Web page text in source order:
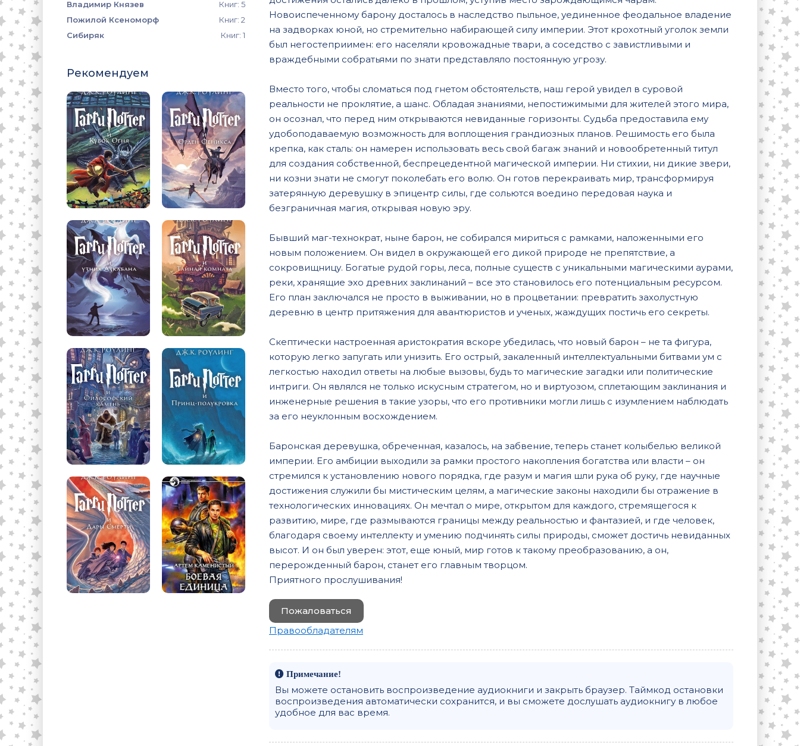
Владимир Князев
Книг: 5
Пожилой Ксеноморф
Книг: 2
Сибиряк
Книг: 1
Рекомендуем
kak-ja-stroil-magicheskuju-imperiju-8-19
kak-ja-stroil-magicheskuju-imperiju-8-20
kak-ja-stroil-magicheskuju-imperiju-8-21
Новоиспеченному барону досталось в наследство пыльное, уединенное феодальное владение
на задворках юной, но стремительно набирающей силу империи. Этот крохотный уголок земли
был негостеприимен: его населяли кровожадные твари, а соседство с завистливыми и
враждебными собратьями по знати представляло постоянную угрозу.
Вместо того, чтобы сломаться под гнетом обстоятельств, наш герой увидел в суровой
реальности не проклятие, а шанс. Обладая знаниями, непостижимыми для жителей этого мира,
он осознал, что перед ним открываются невиданные горизонты. Судьба предоставила ему
удобоподаваемую возможность для воплощения грандиозных планов. Решимость его была
крепка, как сталь: он намерен использовать весь свой багаж знаний и новообретенный титул
для создания собственной, беспрецедентной магической империи. Ни стихии, ни дикие звери,
ни козни знати не смогут поколебать его волю. Он готов перекраивать мир, трансформируя
затерянную деревушку в эпицентр силы, где сольются воедино передовая наука и
безграничная магия, открывая новую эру.
Бывший маг-технократ, ныне барон, не собирался мириться с рамками, наложенными его
новым положением. Он видел в окружающей его дикой природе не препятствие, а
сокровищницу. Богатые рудой горы, леса, полные существ с уникальными магическими аурами,
реки, хранящие эхо древних заклинаний – все это становилось его потенциальным ресурсом.
Его план заключался не просто в выживании, но в процветании: превратить захолустную
деревню в центр притяжения для авантюристов и ученых, жаждущих постичь его секреты.
Скептически настроенная аристократия вскоре убедилась, что новый барон – не та фигура,
которую легко запугать или унизить. Его острый, закаленный интеллектуальными битвами ум с
легкостью находил ответы на любые вызовы, будь то магические загадки или политические
интриги. Он являлся не только искусным стратегом, но и виртуозом, сплетающим заклинания и
инженерные решения в такие узоры, что его противники могли лишь с изумлением наблюдать
за его неуклонным восхождением.
Баронская деревушка, обреченная, казалось, на забвение, теперь станет колыбелью великой
империи. Его амбиции выходили за рамки простого накопления богатства или власти – он
стремился к установлению нового порядка, где разум и магия шли рука об руку, где научные
достижения служили бы мистическим целям, а магические законы находили бы отражение в
технологических инновациях. Он мечтал о мире, открытом для каждого, стремящегося к
развитию, мире, где размываются границы между реальностью и фантазией, и где человек,
благодаря своему интеллекту и умению подчинять силы природы, сможет достичь невиданных
высот. И он был уверен: этот, еще юный, мир готов к такому преобразованию, а он,
перерожденный барон, станет его главным творцом.
Приятного прослушивания!
Пожаловаться
Правообладателям
Примечание!
Вы можете остановить воспроизведение аудиокниги и закрыть браузер. Таймкод остановки
воспроизведения автоматически сохранится, и вы сможете дослушать аудиокнигу в любое
удобное для вас время.